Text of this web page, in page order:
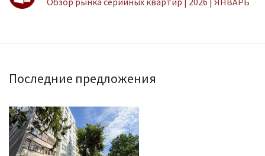
Последние предложения